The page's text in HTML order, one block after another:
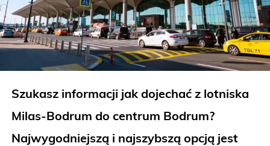
Szukasz informacji jak dojechać z lotniska
Milas-Bodrum do centrum Bodrum?
Najwygodniejszą i najszybszą opcją jest